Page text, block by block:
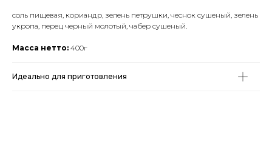
соль пищевая, кориандр, зелень петрушки, чеснок сушеный, зелень
укропа, перец черный молотый, чабер сушеный.
Масса нетто: 400г
Идеально для приготовления